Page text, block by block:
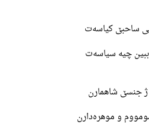
ساحبێ کیاسەت
چیە سیاسەت
جنسێ شاهمارن
و موهرەدارن